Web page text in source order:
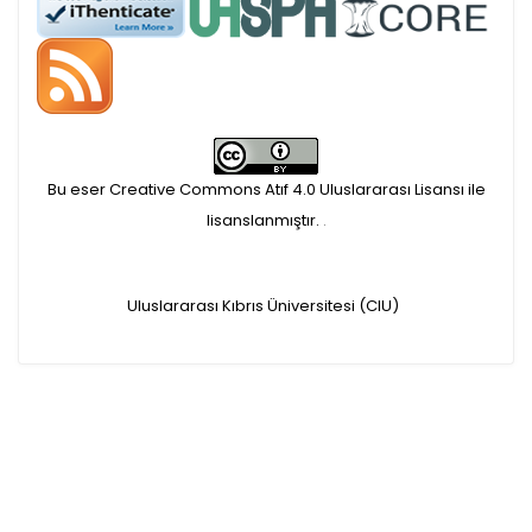
APC ödemesi
Öndenetimden geçen
makaleler için, 100 Avro
Makale İşletim Ücreti (APC)
makaleler için yazarlara
Bu eser Creative Commons Atıf 4.0 Uluslararası Lisansı ile
lisanslanmıştır. .
Uluslararası Kıbrıs Üniversitesi (CIU)